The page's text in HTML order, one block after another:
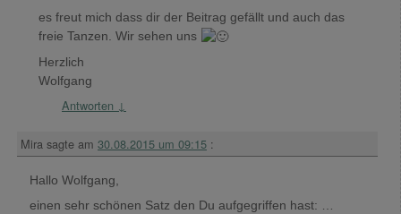
es freut mich dass dir der Beitrag gefällt und auch das
freie Tanzen. Wir sehen uns
Herzlich
Wolfgang
Antworten ↓
Mira sagte am 30.08.2015 um 09:15 :
Hallo Wolfgang,
einen sehr schönen Satz den Du aufgegriffen hast: …